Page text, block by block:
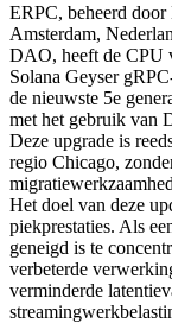
ERPC, beheerd
Amsterdam,
DAO, heeft de CPU
Solana Geyser
de nieuwste 5e
met het gebruik van
Deze upgrade is
regio Chicago,
Het doel van deze
piekprestaties. Als
geneigd is te
verbeterde
verminderde